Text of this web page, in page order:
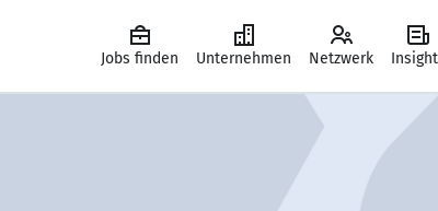
Jobs finden Unternehmen Netzwerk